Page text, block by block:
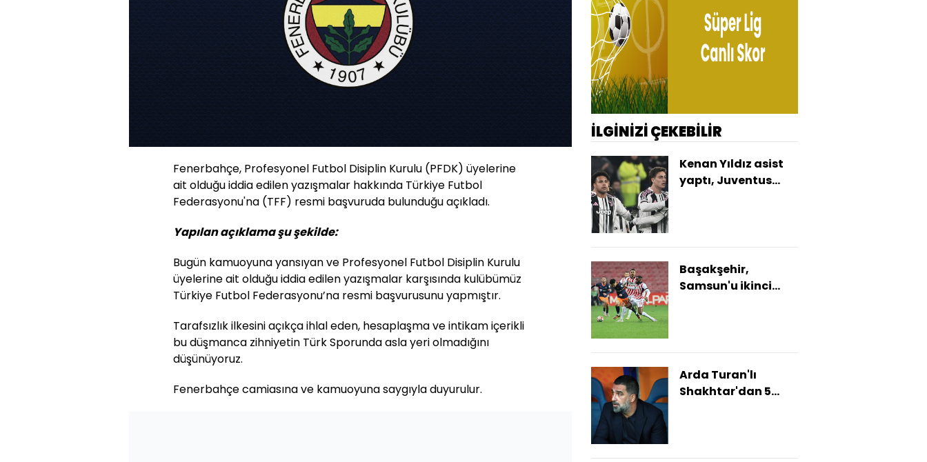
Fenerbahçe, Profesyonel Futbol Disiplin Kurulu (PFDK) üyelerine
ait olduğu iddia edilen yazışmalar hakkında Türkiye Futbol
Federasyonu'na (TFF) resmi başvuruda bulunduğu açıkladı.
Yapılan açıklama şu şekilde:
Bugün kamuoyuna yansıyan ve Profesyonel Futbol Disiplin Kurulu
üyelerine ait olduğu iddia edilen yazışmalar karşısında kulübümüz
Türkiye Futbol Federasyonu’na resmi başvurusunu yapmıştır.
Tarafsızlık ilkesini açıkça ihlal eden, hesaplaşma ve intikam içerikli
bu düşmanca zihniyetin Türk Sporunda asla yeri olmadığını
düşünüyoruz.
Fenerbahçe camiasına ve kamuoyuna saygıyla duyurulur.
İLGİNİZİ ÇEKEBİLİR
Kenan Yıldız asist
yaptı, Juventus
Başakşehir,
Samsun'u ikinci
Arda Turan'lı
Shakhtar'dan 5